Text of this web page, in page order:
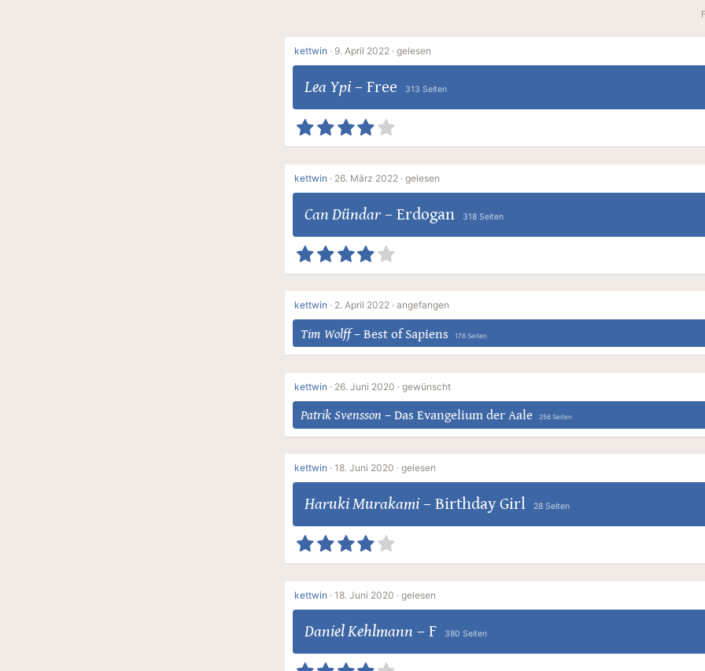
kettwin · 9. April 2022 · gelesen
Lea Ypi– Free 313 Seiten
kettwin · 26. März 2022 · gelesen
Can Dündar– Erdogan 318 Seiten
kettwin · 2. April 2022 · angefangen
Tim Wolff– Best of Sapiens 176 Seiten
kettwin · 26. Juni 2020 · gewünscht
Patrik Svensson – Das Evangelium der Aale 256 Seiten
kettwin · 18. Juni 2020 · gelesen
Haruki Murakami– Birthday Girl 28 Seiten
kettwin · 18. Juni 2020 · gelesen
Daniel Kehlmann – F 380 Seiten